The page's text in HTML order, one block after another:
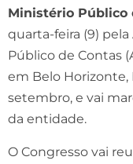
Ministério Público
quarta-feira (9)
Público de Contas
em Belo Horizonte,
setembro, e vai
da entidade.
O Congresso vai